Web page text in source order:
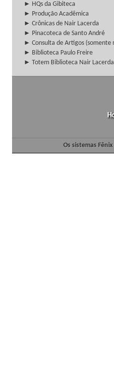
► HQs da Gibiteca
► Produção Acadêmica
► Crônicas de Nair Lacerda
► Pinacoteca de Santo André
► Consulta de Artigos (somente
► Biblioteca Paulo Freire
► Totem Biblioteca Nair Lacerda
Os sistemas